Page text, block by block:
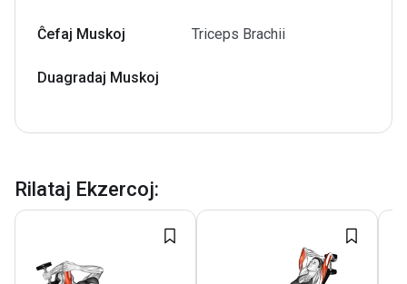
Ĉefaj Muskoj Triceps Brachii
Duagradaj Muskoj
Rilataj Ekzercoj: